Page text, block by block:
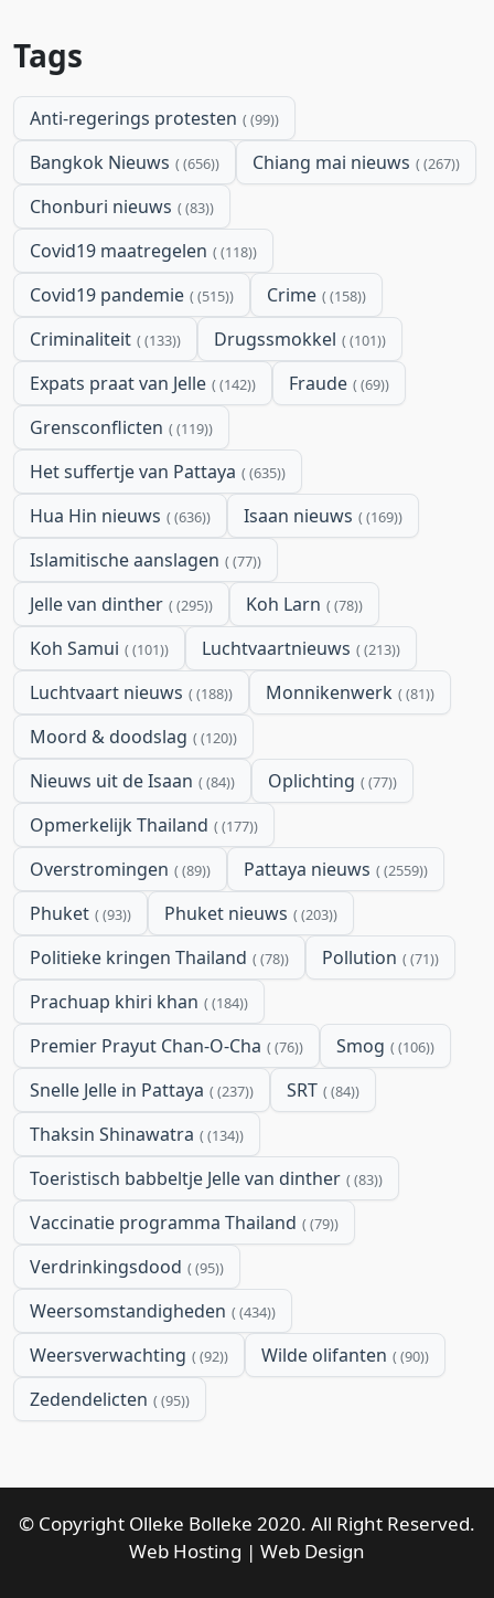
Tags
Anti-regerings protesten (99)
Bangkok Nieuws (656) Chiang mai nieuws (267)
Chonburi nieuws (83)
Covid19 maatregelen (118)
Covid19 pandemie (515) Crime (158)
Criminaliteit (133) Drugssmokkel (101)
Expats praat van Jelle (142) Fraude (69)
Grensconflicten (119)
Het suffertje van Pattaya (635)
Hua Hin nieuws (636) Isaan nieuws (169)
Islamitische aanslagen (77)
Jelle van dinther (295) Koh Larn (78)
Koh Samui (101) Luchtvaartnieuws (213)
Luchtvaart nieuws (188) Monnikenwerk (81)
Moord & doodslag (120)
Nieuws uit de Isaan (84) Oplichting (77)
Opmerkelijk Thailand (177)
Overstromingen (89) Pattaya nieuws (2559)
Phuket (93) Phuket nieuws (203)
Politieke kringen Thailand (78) Pollution (71)
Prachuap khiri khan (184)
Premier Prayut Chan-O-Cha (76) Smog (106)
Snelle Jelle in Pattaya (237) SRT (84)
Thaksin Shinawatra (134)
Toeristisch babbeltje Jelle van dinther (83)
Vaccinatie programma Thailand (79)
Verdrinkingsdood (95)
Weersomstandigheden (434)
Weersverwachting (92) Wilde olifanten (90)
Zedendelicten (95)
© Copyright Olleke Bolleke 2020. All Right Reserved.
Web Hosting | Web Design